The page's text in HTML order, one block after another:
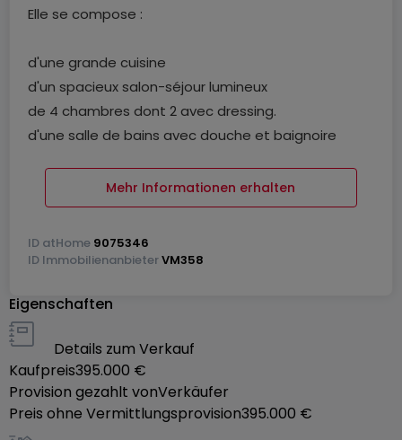
Elle se compose :
d'une grande cuisine
d'un spacieux salon-séjour lumineux
de 4 chambres dont 2 avec dressing.
d'une salle de bains avec douche et baignoire
de plusieurs WC
d'un grand grenier aménagé en salle de jeux
Piscine 8x4 au sel
Terrasse au 2e étage
2 à 3 places de parking
2 abris de jardin avec électricité
Nombreux rangements
Mehr Informationen erhalten
ID atHome 9075346
ID ImmobilienanbieterVM358
Eigenschaften
Details zum Verkauf
Kaufpreis395.000 €
Provision gezahlt vonVerkäufer
Preis ohne Vermittlungsprovision395.000 €